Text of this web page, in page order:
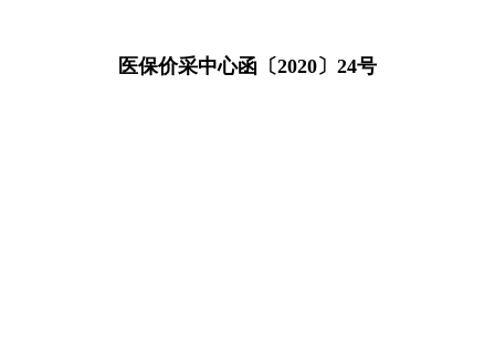
医保价采中心函〔2020〕24号